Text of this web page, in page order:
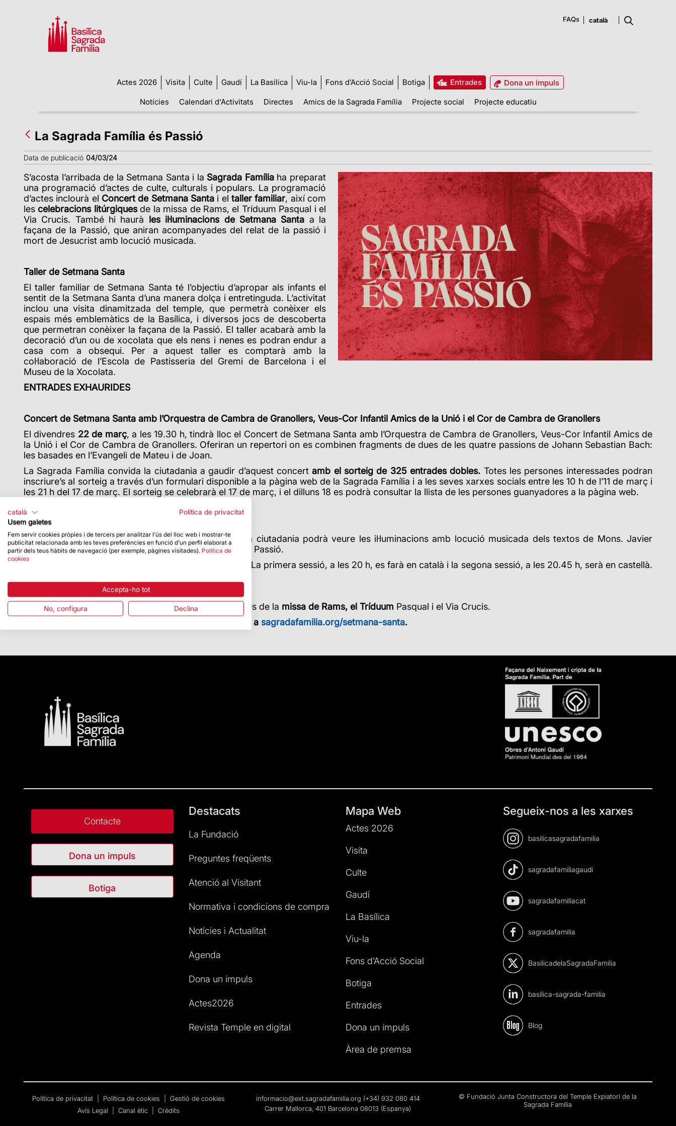
FAQs
Actes 2026 Visita Culte Gaudí La Basílica Viu-la Fons d’Acció Social Botiga Entrades
Dona un impuls
Notícies
Calendari d'Activitats Directes Amics de la Sagrada Família Projecte social Projecte educatiu
La Sagrada Família és Passió
Data de publicació 04/03/24
S’acosta l’arribada de la Setmana Santa i la Sagrada Família ha preparat
una programació d’actes de culte, culturals i populars. La programació
d’actes inclourà el Concert de Setmana Santa i eltaller familiar, així com
lescelebracions litúrgiquesde la missa de Rams, el Tríduum Pasqual i el
Via Crucis. També hi haurà les il·luminacions de Setmana Santa a la
façana de la Passió, que aniran acompanyades del relat de la passió i
mort de Jesucrist amb locució musicada.
Taller de Setmana Santa
El taller familiar de Setmana Santa té l’objectiu d’apropar als infants el
sentit de la Setmana Santa d’una manera dolça i entretinguda. L’activitat
inclou una visita dinamitzada del temple, que permetrà conèixer els
espais més emblemàtics de la Basílica, i diversos jocs de descoberta
que permetran conèixer la façana de la Passió. El taller acabarà amb la
decoració d’un ou de xocolata que els nens i nenes es podran endur a
casa com a obsequi. Per a aquest taller es comptarà amb la
col·laboració de l’Escola de Pastisseria del Gremi de Barcelona i el
Museu de la Xocolata.
ENTRADES EXHAURIDES
Concert de Setmana Santa amb l’Orquestra de Cambra de Granollers, Veus-Cor Infantil Amics de la Unió i el Cor de Cambra de Granollers
El divendres 22 de març, a les 19.30 h, tindrà lloc el Concert de Setmana Santa amb l’Orquestra de Cambra de Granollers, Veus-Cor Infantil Amics de
la Unió i el Cor de Cambra de Granollers. Oferiran un repertori on es combinen fragments de dues de les quatre passions de Johann Sebastian Bach:
les basades en l’Evangeli de Mateu i de Joan.
La Sagrada Família convida la ciutadania a gaudir d’aquest concertamb el sorteig de 325 entrades dobles. Totes les persones interessades podran
inscriure’s al sorteig a través d’un formulari disponible a la pàgina webde la Sagrada Família i a les seves xarxes socialsentre les 10 h de l’11 de març i
les 21 h del 17 de març. El sorteig se celebrarà el 17 de març, i el dilluns 18 es podrà consultar la llista de les persones guanyadores a la pàgina web.
Il·luminació de la façana de la Passió
Els dies24, 25 i 26 de març, a partir de les 20 h, la ciutadania podrà veure les il·luminacions amb locució musicada dels textos de Mons. Javier
Vilanova, Bisbe Auxiliar de Barcelona, a la façana de la Passió.
Cada dia hi haurà dos passis de 30 minuts de durada. La primera sessió, a les 20 h, es farà en català i la segona sessió, a les 20.45 h, serà en castellà.
La Basílica serà l’espai per a les celebracions litúrgiques de la missa de Rams, el Tríduum Pasqual i el Via Crucis.
Es poden consultar els detalls d’aquestes celebracions a sagradafamilia.org/setmana-santa.
Contacte
Dona un impuls
Botiga
Destacats
La Fundació
Preguntes freqüents
Atenció al Visitant
Normativa i condicions de compra
Notícies i Actualitat
Agenda
Dona un impuls
Actes2026
Revista Temple en digital
Mapa Web
Actes 2026
Visita
Culte
Gaudí
La Basílica
Viu-la
Fons d’Acció Social
Botiga
Entrades
Dona un impuls
Àrea de premsa
Segueix-nos a les xarxes
basilicasagradafamilia
sagradafamiliagaudi
sagradafamiliacat
sagradafamilia
BasilicadelaSagradaFamilia
basilica-sagrada-familia
Blog
Política de privacitat Política de cookies
Gestió de cookies
Avís Legal
Canal ètic Crèdits
informacio@ext.sagradafamilia.org (+34) 932 080 414
Carrer Mallorca, 401 Barcelona 08013 (Espanya)
© Fundació Junta Constructora del Temple Expiatori de la
Sagrada Família
català
Política de privacitat
Usem galetes
Fem servir cookies pròpies i de tercers per analitzar l'ús del lloc web i mostrar-te
publicitat relacionada amb les teves preferències en funció d'un perfil elaborat a
partir dels teus hàbits de navegació (per exemple, pàgines visitades). Política de
cookies
Accepta-ho tot
No, configura Declina